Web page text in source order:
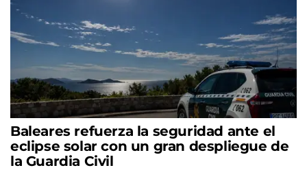
Baleares refuerza la seguridad ante el
eclipse solar con un gran despliegue de
la Guardia Civil